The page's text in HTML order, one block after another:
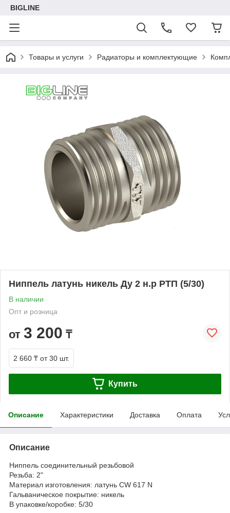
BIGLINE
Товары и услуги Радиаторы и комплектующие
Ниппель латунь никель Ду 2 н.р РТП (5/30)
В наличии
Опт и розница
от 3 200 ₸
2 660 ₸ от 30 шт.
Купить
Описание Характеристики Доставка Оплата
Описание
Ниппель соединительный резьбовой
Резьба: 2"
Материал изготовления: латунь CW 617 N
Гальваническое покрытие: никель
В упаковке/коробке: 5/30